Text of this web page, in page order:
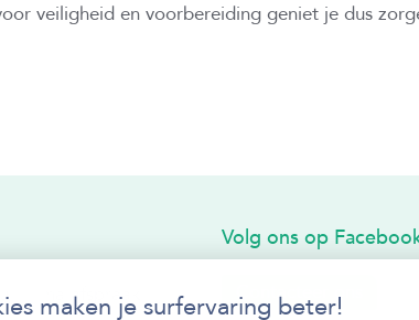
veiligheid en voorbereiding geniet je dus
na afspraak
Volg ons op
Contacteer ons
maken je surfervaring beter!